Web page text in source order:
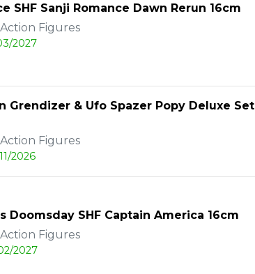
SHF Sanji Romance Dawn Rerun 16cm
Figures
2027
Grendizer & Ufo Spazer Popy Deluxe Set
Figures
2026
Doomsday SHF Captain America 16cm
Figures
2027